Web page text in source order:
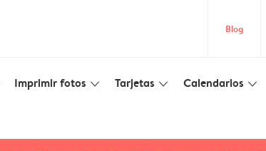
Blog
Imprimir fotos slim_arrow_down Tarjetas slim_arrow_down Calendarios slim_arrow_down